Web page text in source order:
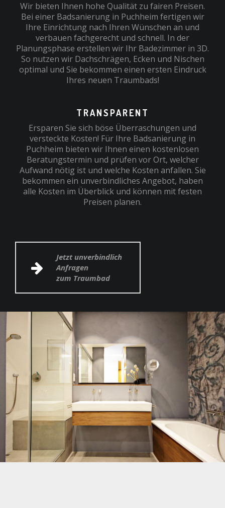
Wir bieten Ihnen hohe Qualität zu fairen Preisen.
Bei einer Badsanierung in Puchheim fertigen wir
Ihre Einrichtung nach Ihren Wünschen an und
verbauen fachgerecht und schnell. In der
Planungsphase erstellen wir Ihr Badezimmer in 3D.
So nutzen wir Dachschrägen, Ecken und Nischen
optimal und Sie bekommen einen ersten Eindruck
Ihres neuen Traumbads!
TRANSPARENT
Ersparen Sie sich böse Überraschungen und
versteckte Kosten! Für Ihre Badsanierung in
Puchheim bieten wir Ihnen einen kostenlosen
Beratungstermin und prüfen vor Ort, welcher
Aufwand nötig ist und welche Kosten anfallen. Sie
bekommen ein unverbindliches Angebot, haben
alle Kosten im Überblick und können mit festen
Preisen planen.
Jetzt unverbindlich
Anfragen
zum Traumbad